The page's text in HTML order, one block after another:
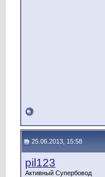
25.06.2013, 15:58
pil123
Активный Супербовод